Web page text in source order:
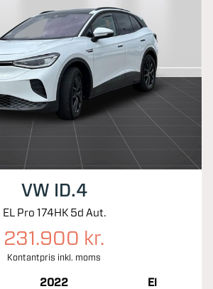
VW ID.4
EL Pro 174HK 5d Aut.
231.900 kr.
Kontantpris inkl. moms
2022
El